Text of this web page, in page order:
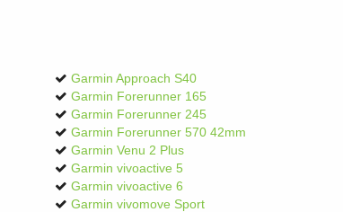
Garmin Approach S40
Garmin Forerunner 165
Garmin Forerunner 245
Garmin Forerunner 570 42mm
Garmin Venu 2 Plus
Garmin vivoactive 5
Garmin vivoactive 6
Garmin vivomove Sport